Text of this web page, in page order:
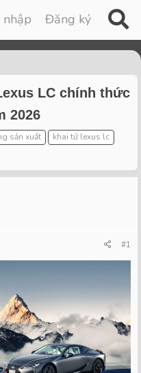
Đăng ký
LC chính thức
2026
sản xuất
khai tử lexus lc
#1